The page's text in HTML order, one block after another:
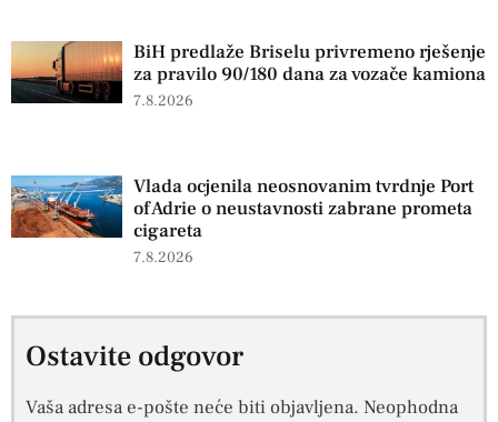
BiH predlaže Briselu privremeno rješenje
za pravilo 90/180 dana za vozače kamiona
7.8.2026
Vlada ocjenila neosnovanim tvrdnje Port
of Adrie o neustavnosti zabrane prometa
cigareta
7.8.2026
Ostavite odgovor
Vaša adresa e-pošte neće biti objavljena. Neophodna